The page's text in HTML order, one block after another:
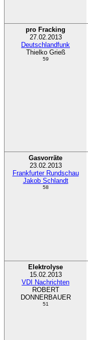
pro Fracking
27.02.2013
Deutschlandfunk
Thielko Grieß
59
Gasvorräte
23.02.2013
Frankfurter Rundschau
Jakob Schlandt
58
Elektrolyse
15.02.2013
VDI Nachrichten
ROBERT
DONNERBAUER
51